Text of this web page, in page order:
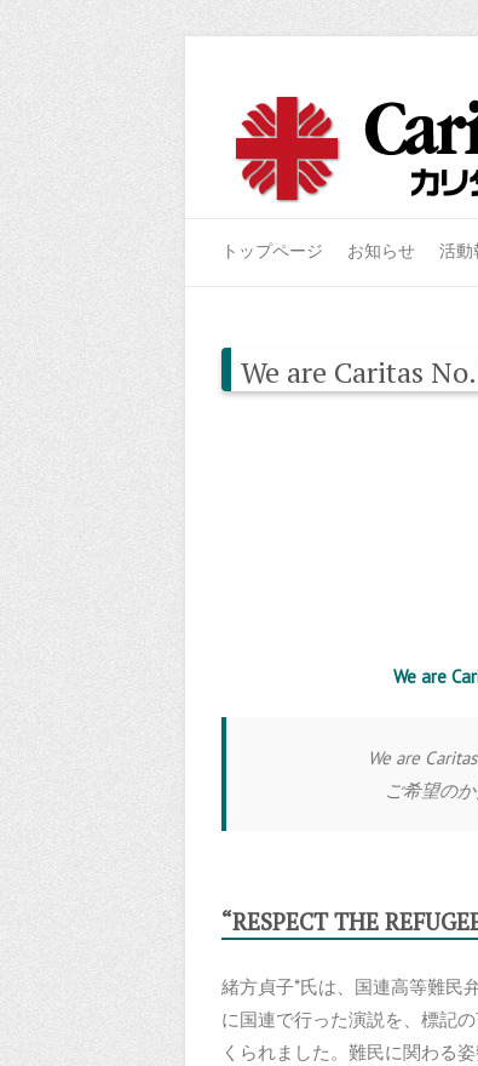
トップページ お知らせ 活動
We are Caritas
We are
We are
ご希望の
“RESPECT THE
緒方貞子*氏は、国連高等難民
に国連で行った演説を、標記の
くられました。難民に関わる